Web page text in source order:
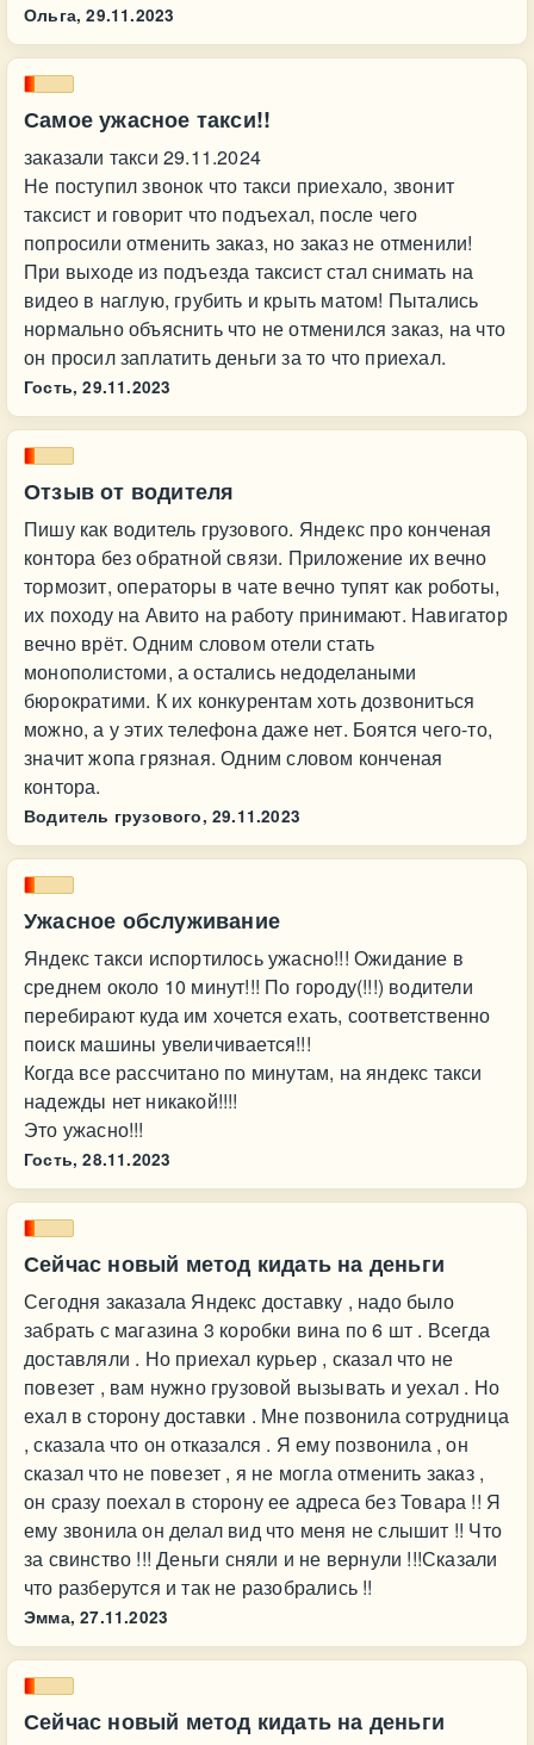
Ольга, 29.11.2023
Самое ужасное такси!!
заказали такси 29.11.2024
Не поступил звонок что такси приехало, звонит
таксист и говорит что подъехал, после чего
попросили отменить заказ, но заказ не отменили!
При выходе из подъезда таксист стал снимать на
видео в наглую, грубить и крыть матом! Пытались
нормально объяснить что не отменился заказ, на что
он просил заплатить деньги за то что приехал.
Гость, 29.11.2023
Отзыв от водителя
Пишу как водитель грузового. Яндекс про конченая
контора без обратной связи. Приложение их вечно
тормозит, операторы в чате вечно тупят как роботы,
их походу на Авито на работу принимают. Навигатор
вечно врёт. Одним словом отели стать
монополистоми, а остались недоделаными
бюрократими. К их конкурентам хоть дозвониться
можно, а у этих телефона даже нет. Боятся чего-то,
значит жопа грязная. Одним словом конченая
контора.
Водитель грузового, 29.11.2023
Ужасное обслуживание
Яндекс такси испортилось ужасно!!! Ожидание в
среднем около 10 минут!!! По городу(!!!) водители
перебирают куда им хочется ехать, соответственно
поиск машины увеличивается!!!
Когда все рассчитано по минутам, на яндекс такси
надежды нет никакой!!!!
Это ужасно!!!
Гость, 28.11.2023
Сейчас новый метод кидать на деньги
Сегодня заказала Яндекс доставку , надо было
забрать с магазина 3 коробки вина по 6 шт . Всегда
доставляли . Но приехал курьер , сказал что не
повезет , вам нужно грузовой вызывать и уехал . Но
ехал в сторону доставки . Мне позвонила сотрудница
, сказала что он отказался . Я ему позвонила , он
сказал что не повезет , я не могла отменить заказ ,
он сразу поехал в сторону ее адреса без Товара !! Я
ему звонила он делал вид что меня не слышит !! Что
за свинство !!! Деньги сняли и не вернули !!!Сказали
что разберутся и так не разобрались !!
Эмма, 27.11.2023
Сейчас новый метод кидать на деньги